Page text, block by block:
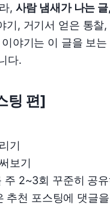
, 사람 냄새가 나는
기, 거기서 얻은 통
야기는 이 글을 보
다.
팅 편]
기
보기
주 2~3회 꾸준히 공
추천 포스팅에 댓글